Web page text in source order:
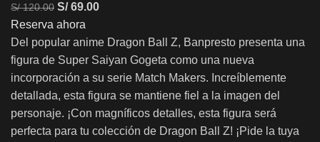
S/120.00 S/69.00
Reserva ahora
Del popular anime Dragon Ball Z, Banpresto presenta una
figura de Super Saiyan Gogeta como una nueva
incorporación a su serie Match Makers. Increíblemente
detallada, esta figura se mantiene fiel a la imagen del
personaje. ¡Con magníficos detalles, esta figura será
perfecta para tu colección de Dragon Ball Z! ¡Pide la tuya